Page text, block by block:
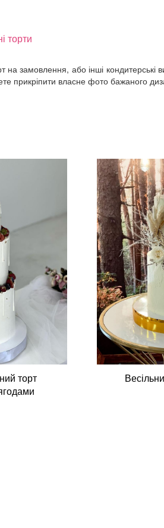
торти
замовлення, або інші кондитерські
прикріпити власне фото бажаного
торт